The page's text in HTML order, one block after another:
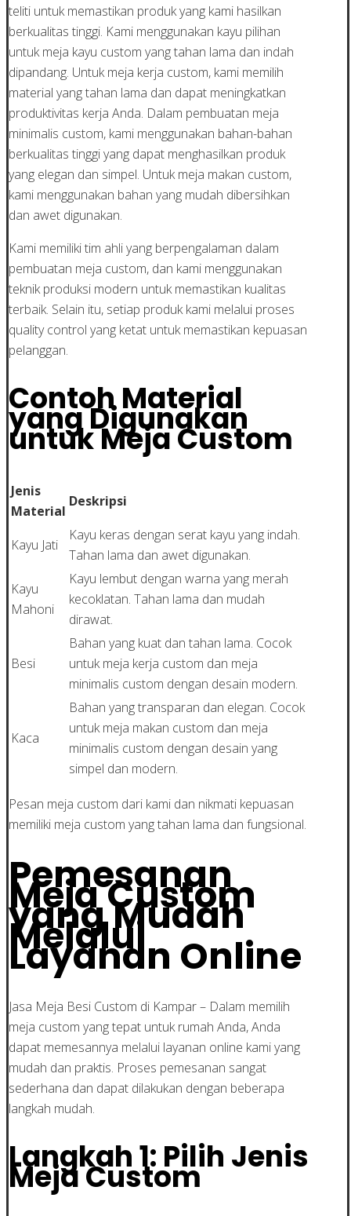
teliti untuk memastikan produk yang kami hasilkan
berkualitas tinggi. Kami menggunakan kayu pilihan
untuk meja kayu custom yang tahan lama dan indah
dipandang. Untuk meja kerja custom, kami memilih
material yang tahan lama dan dapat meningkatkan
produktivitas kerja Anda. Dalam pembuatan meja
minimalis custom, kami menggunakan bahan-bahan
berkualitas tinggi yang dapat menghasilkan produk
yang elegan dan simpel. Untuk meja makan custom,
kami menggunakan bahan yang mudah dibersihkan
dan awet digunakan.
Kami memiliki tim ahli yang berpengalaman dalam
pembuatan meja custom, dan kami menggunakan
teknik produksi modern untuk memastikan kualitas
terbaik. Selain itu, setiap produk kami melalui proses
quality control yang ketat untuk memastikan kepuasan
pelanggan.
Contoh Material
yang Digunakan
untuk Meja Custom
Jenis
Material
Deskripsi
Kayu Jati
Kayu keras dengan serat kayu yang indah.
Tahan lama dan awet digunakan.
Kayu
Mahoni
Kayu lembut dengan warna yang merah
kecoklatan. Tahan lama dan mudah
dirawat.
Besi
Bahan yang kuat dan tahan lama. Cocok
untuk meja kerja custom dan meja
minimalis custom dengan desain modern.
Kaca
Bahan yang transparan dan elegan. Cocok
untuk meja makan custom dan meja
minimalis custom dengan desain yang
simpel dan modern.
Pesan meja custom dari kami dan nikmati kepuasan
memiliki meja custom yang tahan lama dan fungsional.
Pemesanan
Meja Custom
yang Mudah
Melalui
Layanan Online
Jasa Meja Besi Custom di Kampar – Dalam memilih
meja custom yang tepat untuk rumah Anda, Anda
dapat memesannya melalui layanan online kami yang
mudah dan praktis. Proses pemesanan sangat
sederhana dan dapat dilakukan dengan beberapa
langkah mudah.
Langkah 1: Pilih Jenis
Meja Custom